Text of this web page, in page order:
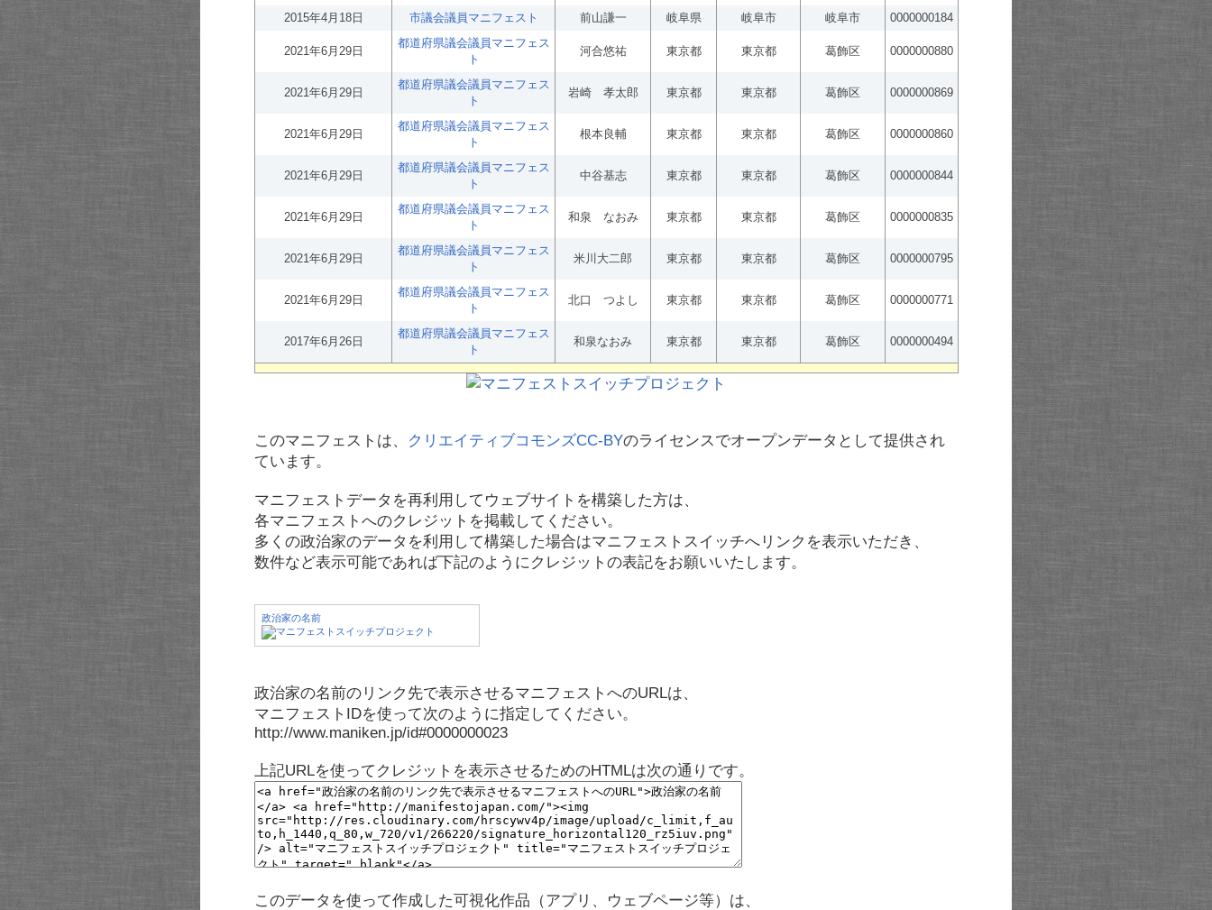
2015年4月18日 市議会議員マニフェスト 前山謙一 岐阜県 岐阜市 岐阜市 0000000184
2021年6月29日
都道府県議会議員マニフェス
ト
河合悠祐 東京都 東京都 葛飾区 0000000880
2021年6月29日
都道府県議会議員マニフェス
ト
岩崎 孝太郎 東京都 東京都 葛飾区 0000000869
2021年6月29日
都道府県議会議員マニフェス
ト
根本良輔 東京都 東京都 葛飾区 0000000860
2021年6月29日
都道府県議会議員マニフェス
ト
中谷基志 東京都 東京都 葛飾区 0000000844
2021年6月29日
都道府県議会議員マニフェス
ト
和泉 なおみ 東京都 東京都 葛飾区 0000000835
2021年6月29日
都道府県議会議員マニフェス
ト
米川大二郎 東京都 東京都 葛飾区 0000000795
2021年6月29日
都道府県議会議員マニフェス
ト
北口 つよし 東京都 東京都 葛飾区 0000000771
2017年6月26日
都道府県議会議員マニフェス
ト
和泉なおみ 東京都 東京都 葛飾区 0000000494
このマニフェストは、 クリエイティブコモンズCC-BYのライセンスでオープンデータとして提供され
ています。
マニフェストデータを再利用してウェブサイトを構築した方は、
各マニフェストへのクレジットを掲載してください。
多くの政治家のデータを利用して構築した場合はマニフェストスイッチへリンクを表示いただき、
数件など表示可能であれば下記のようにクレジットの表記をお願いいたします。
政治家の名前
政治家の名前のリンク先で表示させるマニフェストへのURLは、
マニフェストIDを使って次のように指定してください。
http://www.maniken.jp/id#0000000023
上記URLを使ってクレジットを表示させるためのHTMLは次の通りです。
このデータを使って作成した可視化作品（アプリ、ウェブページ等）は、